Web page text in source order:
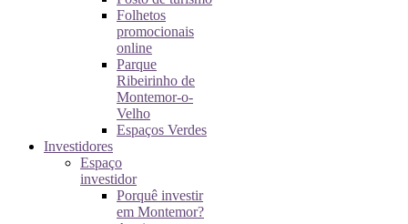
Folhetos
promocionais
online
Parque
Ribeirinho de
Montemor-o-
Velho
Espaços Verdes
Investidores
Espaço
investidor
Porquê investir
em Montemor?